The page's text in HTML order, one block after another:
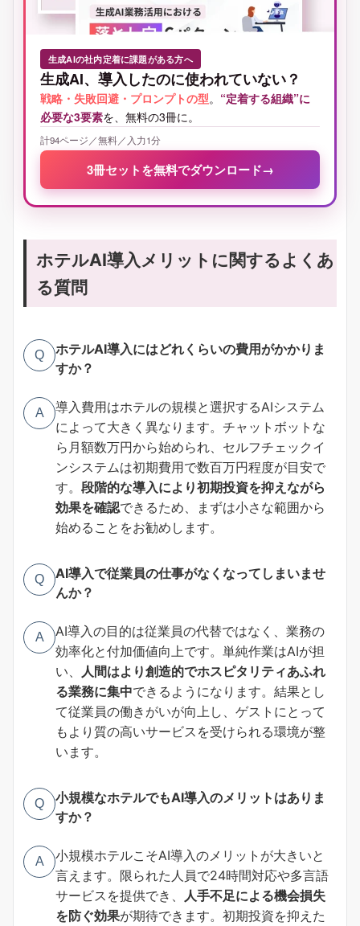
生成AIの社内定着に課題がある方へ
生成AI、導入したのに使われていない？
戦略・失敗回避・プロンプトの型。 “定着する組織”に
必要な3要素を、無料の3冊に。
計94ページ／無料／入力1分
3冊セットを無料でダウンロード→
ホテルAI導入メリットに関するよくあ
る質問
Q
ホテルAI導入にはどれくらいの費用がかかりま
すか？
A
導入費用はホテルの規模と選択するAIシステム
によって大きく異なります。チャットボットな
ら月額数万円から始められ、セルフチェックイ
ンシステムは初期費用で数百万円程度が目安で
す。 段階的な導入により初期投資を抑えながら
効果を確認できるため、まずは小さな範囲から
始めることをお勧めします。
Q
AI導入で従業員の仕事がなくなってしまいませ
んか？
A
AI導入の目的は従業員の代替ではなく、業務の
効率化と付加価値向上です。単純作業はAIが担
い、
人間はより創造的でホスピタリティあふれ
る業務に集中できるようになります。結果とし
て従業員の働きがいが向上し、ゲストにとって
もより質の高いサービスを受けられる環境が整
います。
Q
小規模なホテルでもAI導入のメリットはありま
すか？
A
小規模ホテルこそAI導入のメリットが大きいと
言えます。限られた人員で24時間対応や多言語
サービスを提供でき、
人手不足による機会損失
を防ぐ効果が期待できます。初期投資を抑えた